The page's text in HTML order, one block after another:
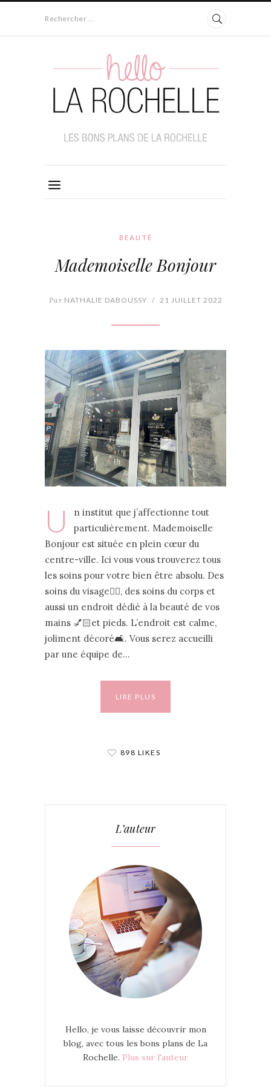
Rechercher ...
BEAUTÉ
Mademoiselle Bonjour
ParNATHALIE DABOUSSY / 21 JUILLET 2022
U
n institut que j’affectionne tout
particulièrement. Mademoiselle
Bonjour est située en plein cœur du
centre-ville. Ici vous vous trouverez tous
les soins pour votre bien être absolu. Des
soins du visage💆‍♀️, des soins du corps et
aussi un endroit dédié à la beauté de vos
mains 💅🏻et pieds. L’endroit est calme,
joliment décoré🛋. Vous serez accueilli
par une équipe de…
LIRE PLUS
898 LIKES
L’auteur
Hello, je vous laisse découvrir mon
blog, avec tous les bons plans de La
Rochelle. Plus sur l'auteur